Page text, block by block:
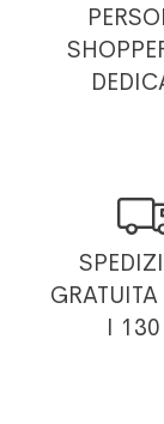
GRATUITA
I